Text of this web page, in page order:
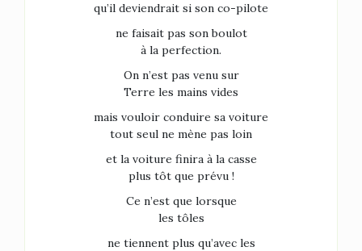
qu’il deviendrait si son co-pilote
ne faisait pas son boulot
à la perfection.
On n’est pas venu sur
Terre les mains vides
mais vouloir conduire sa voiture
tout seul ne mène pas loin
et la voiture finira à la casse
plus tôt que prévu !
Ce n’est que lorsque
les tôles
ne tiennent plus qu’avec les